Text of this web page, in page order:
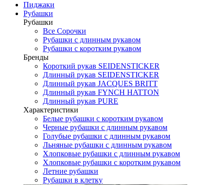
Пиджаки
Рубашки
Рубашки
Все Сорочки
Рубашки с длинным рукавом
Рубашки с коротким рукавом
Бренды
Короткий рукав SEIDENSTICKER
Длинный рукав SEIDENSTICKER
Длинный рукав JAСQUES BRITT
Длинный рукав FYNCH HATTON
Длинный рукав PURE
Характеристики
Белые рубашки с коротким рукавом
Черные рубашки с длинным рукавом
Голубые рубашки с длинным рукавом
Льняные рубашки с длинным рукавом
Хлопковые рубашки с длинным рукавом
Хлопковые рубашки с коротким рукавом
Летние рубашки
Рубашки в клетку